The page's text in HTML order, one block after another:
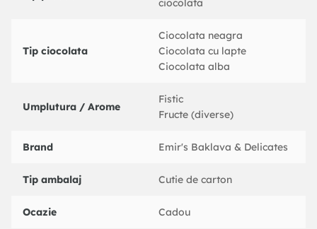
1x200 gr Zmeura
Pasta de fistic 100%
Fidea kadaiyf crocanta (apa, faina, amidon de porumb, ulei
Colorant alimentar
Energie: 550 kcal / 2303 kJ
Carbohidrati: 45,5 g (din care zaharuri: 42,8 g)
Fibre: 8,1 g
ciocolata
Tip ciocolata
Ciocolata neagra
Ciocolata cu lapte
Ciocolata alba
Umplutura / Arome
Fistic
Fructe (diverse)
Brand Emir's Baklava & Delicates
Tip ambalaj Cutie de carton
Ocazie Cadou